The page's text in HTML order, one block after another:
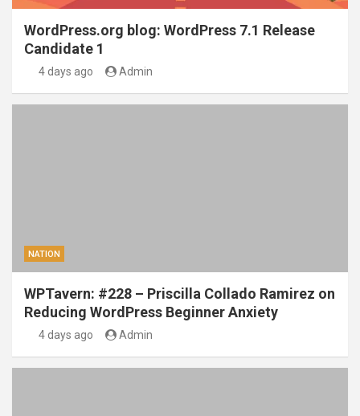
WordPress.org blog: WordPress 7.1 Release
Candidate 1
4 days ago Admin
NATION
WPTavern: #228 – Priscilla Collado Ramirez on
Reducing WordPress Beginner Anxiety
4 days ago Admin